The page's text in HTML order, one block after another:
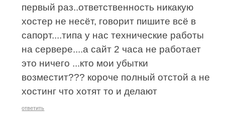
первый раз..ответственность никакую
хостер не несёт, говорит пишите всё в
сапорт....типа у нас технические работы
на сервере....а сайт 2 часа не работает
это ничего ...кто мои убытки
возместит??? короче полный отстой а не
хостинг что хотят то и делают
ответить